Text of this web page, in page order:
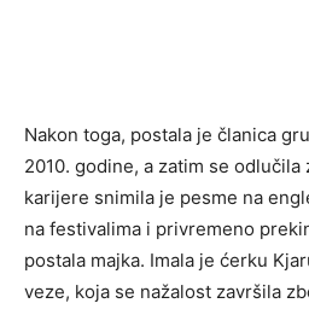
Nakon toga, postala je članica
2010. godine, a zatim se
karijere snimila je pesme na
na festivalima i privremeno
postala majka. Imala je ćerku
veze, koja se nažalost završila